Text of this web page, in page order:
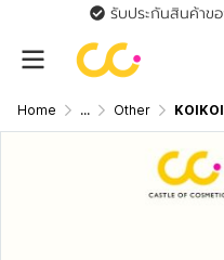
รับประกันสินค้าข
Home ... Other KOIKOI